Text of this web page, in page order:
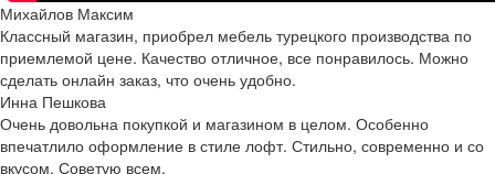
Михайлов Максим
Классный магазин, приобрел мебель турецкого производства по
приемлемой цене. Качество отличное, все понравилось. Можно
сделать онлайн заказ, что очень удобно.
Инна Пешкова
Очень довольна покупкой и магазином в целом. Особенно
впечатлило оформление в стиле лофт. Стильно, современно и со
вкусом. Советую всем.